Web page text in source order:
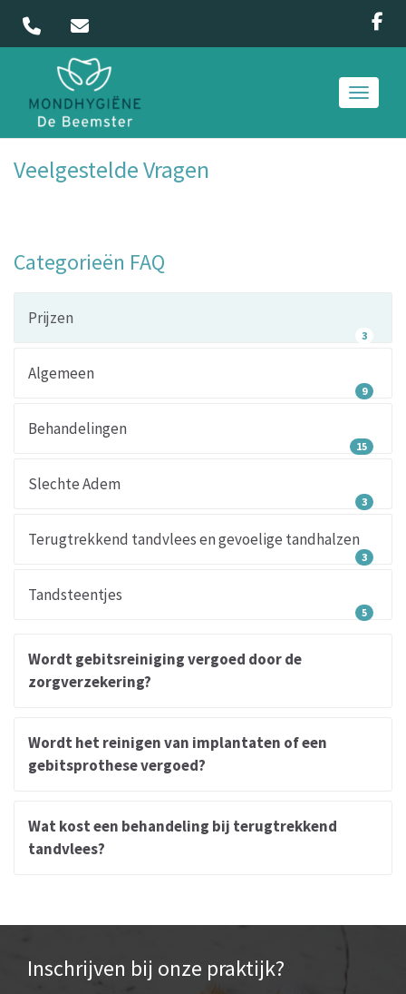
Veelgestelde Vragen
Categorieën FAQ
Prijzen
3
Algemeen
9
Behandelingen
15
Slechte Adem
3
Terugtrekkend tandvlees en gevoelige tandhalzen
3
Tandsteentjes
5
Wordt gebitsreiniging vergoed door de
zorgverzekering?
Wordt het reinigen van implantaten of een
gebitsprothese vergoed?
Wat kost een behandeling bij terugtrekkend
tandvlees?
Inschrijven bij onze praktijk?